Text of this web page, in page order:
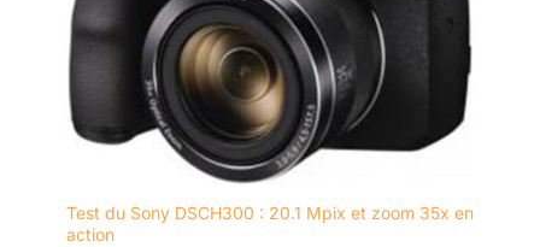
Test du Sony DSCH300 : 20.1 Mpix et zoom 35x en
action